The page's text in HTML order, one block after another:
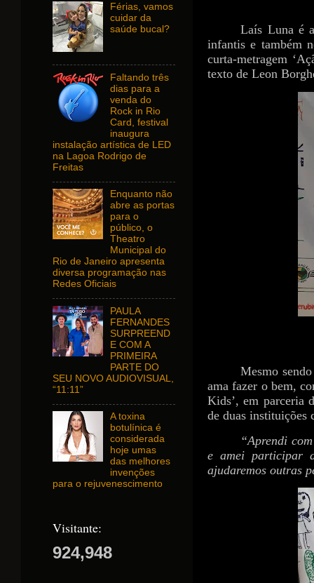
Laís Luna é
infantis e também
curta-metragem
texto de Leon
Mesmo
ama fazer o bem,
Kids’, em parceria
de duas instituições
“Aprendi
e amei participar
ajudaremos outras
Férias, vamos
cuidar da
saúde bucal?
Faltando três
dias para a
venda do
Rock in Rio
Card, festival
inaugura
instalação artística de LED
na Lagoa Rodrigo de
Freitas
Enquanto não
abre as portas
para o
público, o
Theatro
Municipal do
Rio de Janeiro apresenta
diversa programação nas
Redes Oficiais
PAULA
FERNANDES
SURPREEND
E COM A
PRIMEIRA
PARTE DO
SEU NOVO AUDIOVISUAL,
“11:11”
A toxina
botulínica é
considerada
hoje umas
das melhores
invenções
para o rejuvenescimento
Visitante:
924,948